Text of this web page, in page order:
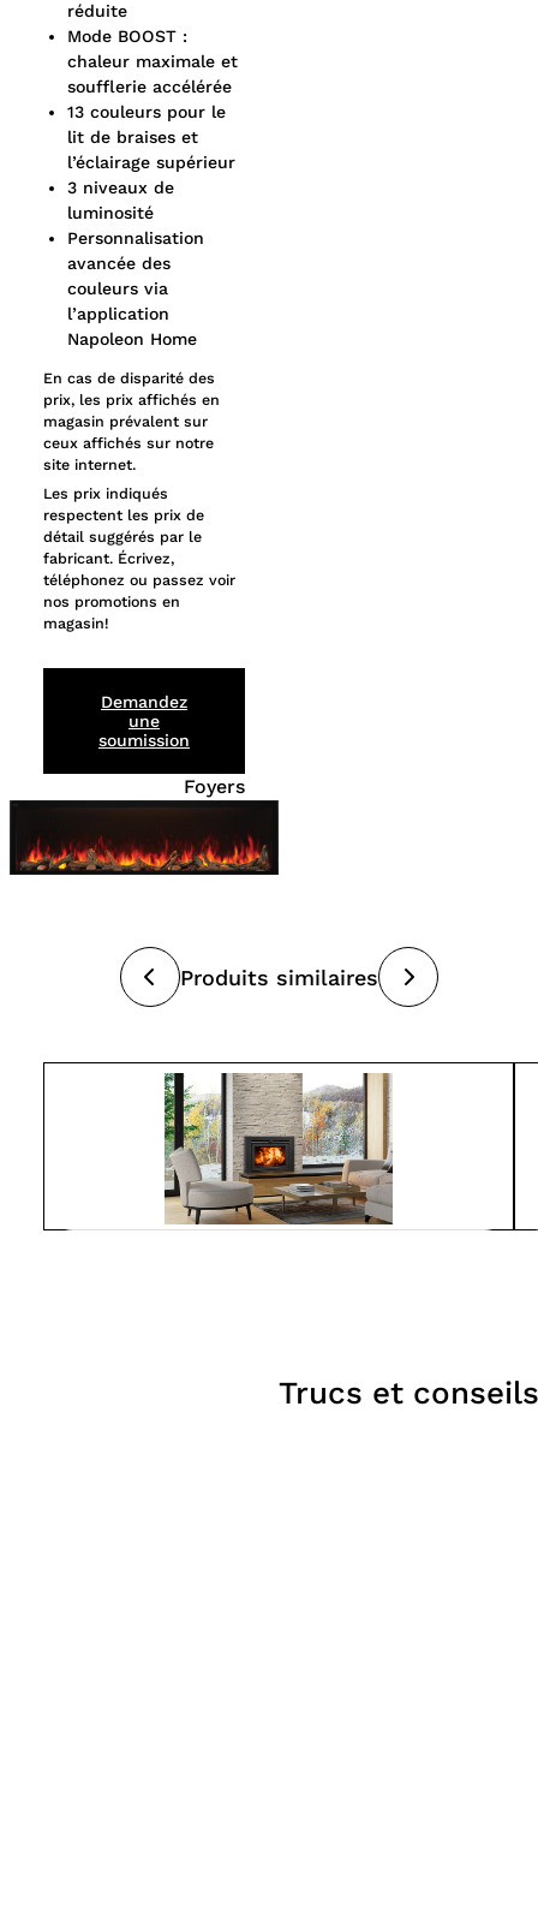
Foyers
réduite
Mode BOOST :
chaleur maximale et
soufflerie accélérée
13 couleurs pour le
lit de braises et
l’éclairage supérieur
3 niveaux de
luminosité
Personnalisation
avancée des
couleurs via
l’application
Napoleon Home
En cas de disparité des
prix, les prix affichés en
magasin prévalent sur
ceux affichés sur notre
site internet.
Les prix indiqués
respectent les prix de
détail suggérés par le
fabricant. Écrivez,
téléphonez ou passez voir
nos promotions en
magasin!
Demandez
une
soumission
Produits similaires
Trucs et conseils